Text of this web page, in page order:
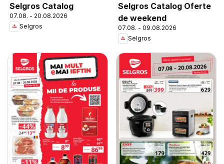
Selgros Catalog
07.08. - 20.08.2026
Selgros
Selgros Catalog Oferte
de weekend
07.08. - 09.08.2026
Selgros